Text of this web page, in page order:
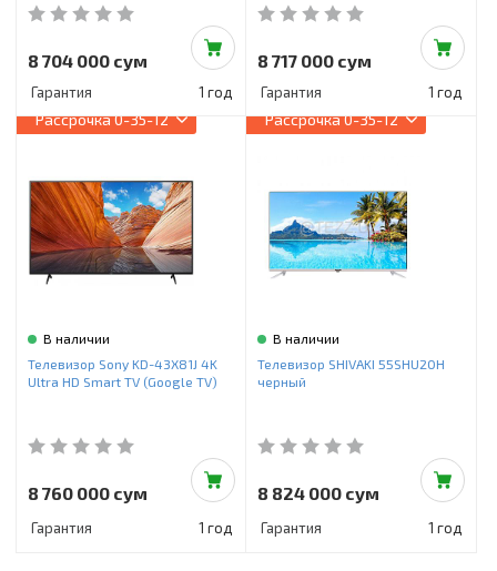
8 704 000 сум
Гарантия 1 год
8 717 000 сум
Гарантия 1 год
Рассрочка0-35-12
В наличии
Телевизор Sony KD-43X81J 4K
Ultra HD Smart TV (Google TV)
8 760 000 сум
Гарантия 1 год
Рассрочка0-35-12
В наличии
Телевизор SHIVAKI 55SHU20H
черный
8 824 000 сум
Гарантия 1 год